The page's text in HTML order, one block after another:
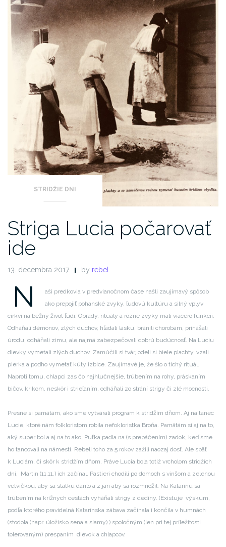
STRIDŽIE DNI
Striga Lucia počarovať
ide
13. decembra 2017 by rebel
N
aši predkovia v predvianočnom čase našli zaujímavý spôsob
ako prepojiť pohanské zvyky, ľudovú kultúru a silný vplyv
cirkví na bežný život ľudí. Obrady, rituály a rôzne zvyky mali viacero funkcií.
Odháňali démonov, zlých duchov, hľadali lásku, bránili chorobám, prinášali
úrodu, odháňali zimu, ale najmä zabezpečovali dobrú budúcnosť. Na Luciu
dievky vymetali zlých duchov. Zamúčili si tvár, odeli si biele plachty, vzali
pierka a poďho vymetať kúty izbice. Zaujímavé je, že šlo o tichý rituál.
Naproti tomu, chlapci zas čo najhlučnejšie, trúbením na rohy, práskaním
bičov, krikom, neskôr i strieľaním, odháňali zo strání strigy či zlé mocnosti.
Presne si pamätám, ako sme vytvárali program k stridžím dňom. Aj na tanec
Lucie, ktoré nám folkloristom robila nefokloristka Broňa. Pamätám si aj na to,
aký super bol a aj na to ako, Puťka padla na (s prepáčením) zadok, keď sme
ho tancovali na námestí. Rebeli toho za 5 rokov zažili naozaj dosť. Ale späť
k Luciám, či skôr k stridžím dňom. Práve Lucia bola totiž vrcholom stridžích
dní. Martin (11.11.) ich začínal. Pastieri chodili po domoch s vinšom a zelenou
vetvičkou, aby sa statku darilo a z jari aby sa rozmnožil. Na Katarínu sa
trúbením na krížnych cestách vyháňali strigy z dediny. (Existuje výskum,
podľa ktorého pravidelná Katarínska zábava začínala i končila v humnách
(stodola (napr. úložisko sena a slamy) ) spoločným (len pri tej príležitosti
tolerovaným) prespaním dievok a chlapcov.